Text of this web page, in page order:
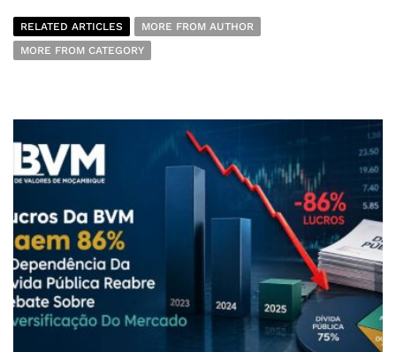
RELATED ARTICLES
MORE FROM AUTHOR
MORE FROM CATEGORY